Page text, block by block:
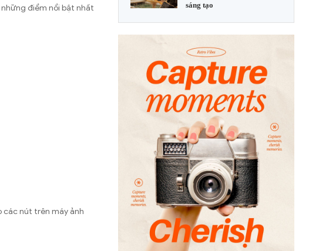
điểm nổi bật nhất
các nút trên máy ảnh
sáng tạo